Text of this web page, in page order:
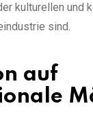
kulturellen und
sind.
auf